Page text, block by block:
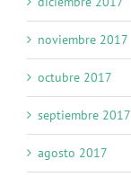
noviembre 2017
octubre 2017
septiembre 2017
agosto 2017